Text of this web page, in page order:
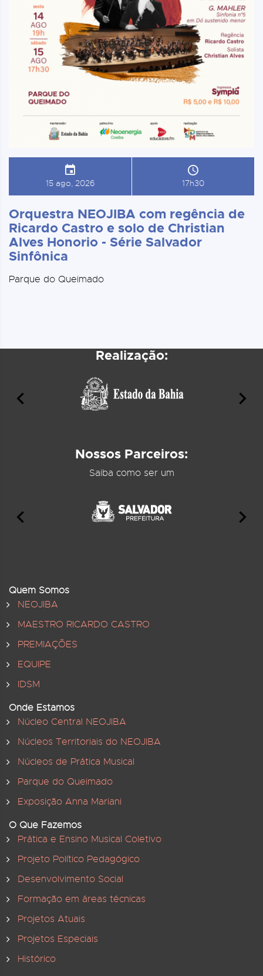
15 ago, 2026 17h30
Orquestra NEOJIBA com regência de
Ricardo Castro e solo de Christian
Alves Honorio - Série Salvador
Sinfônica
Parque do Queimado
Realização:
Nossos Parceiros:
Saiba como ser um
Quem Somos
NEOJIBA
MAESTRO RICARDO CASTRO
PREMIAÇÕES
EQUIPE
IDSM
Onde Estamos
Núcleo Central NEOJIBA
Núcleos Territoriais do NEOJIBA
Núcleos de Prática Musical
Parque do Queimado
Exposição Anna Mariani
O Que Fazemos
Prática e Ensino Musical Coletivo
Projeto Político Pedagógico
Desenvolvimento Social
Formação em áreas técnicas
Projetos Atuais
Projetos Especiais
Histórico